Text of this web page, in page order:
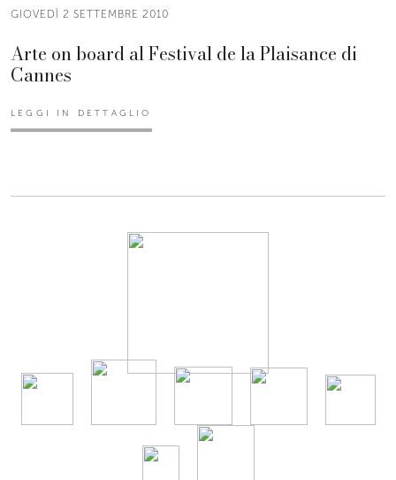
GIOVEDÌ 2 SETTEMBRE 2010
Arte on board al Festival de la Plaisance di
Cannes
LEGGI IN DETTAGLIO